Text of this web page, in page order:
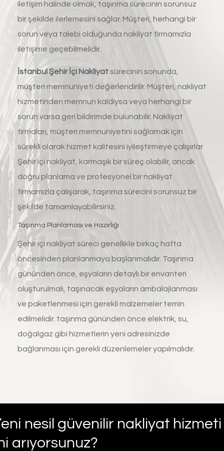
iletişim halinde olmak, taşınma sürecinin sorunsuz
bir şekilde ilerlemesini sağlar. Müşteri, herhangi bir
sorun veya talebi olduğunda nakliyat firmamızla
iletişime geçebilmelidir.
İstanbul Şehir İçi Nakliyatsürecinin sonunda,
müşteri memnuniyeti değerlendirilir. Müşteri, nakliyat
hizmetinden memnun kaldıysa veya herhangi bir
sorun varsa geri bildirimde bulunabilir. Nakliyat
firmaları, müşteri memnuniyetini sağlamak için
sürekli olarak hizmet kalitesini iyileştirmeye çalışırlar.
Şehir içi nakliyat, karmaşık bir süreç olabilir, ancak
doğru planlama ve profesyonel bir nakliyat
firmamızla çalışarak, taşınma sürecini sorunsuz bir
şekilde tamamlayabilirsiniz.
Taşınma Planlaması ve Hazırlığı
Şehir içi nakliyat süreci genellikle birkaç hafta
öncesinden planlanmaya başlanmalıdır. Taşınma
gününden önce, eşyaların detaylı bir envanteri
oluşturulmalı, taşınacak eşyaların ambalajlanması
ve paketlenmesi için gerekli malzemeler temin
edilmelidir. taşınma gününden önce elektrik, su,
doğalgaz gibi hizmetlerin yeni adresinizde
bağlanması için gerekli düzenlemeler yapılmalıdır.
nesil güvenilir nakliyat hizmeti
arıyorsunuz?